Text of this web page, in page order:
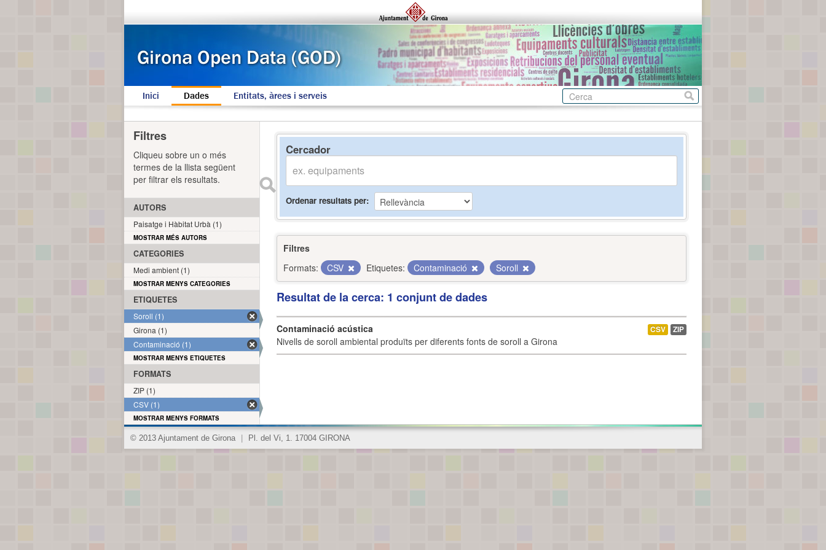
Inici Dades Entitats, àrees i serveis
Cercador
Ordenar resultats per
Filtres
Formats:
CSV Etiquetes: Contaminació Soroll
Resultat de la cerca: 1 conjunt de dades
Contaminació acústica
Nivells de soroll ambiental produïts per diferents fonts de soroll a Girona
CSV ZIP
Filtres
Cliqueu sobre un o més
termes de la llista següent
per filtrar els resultats.
AUTORS
Paisatge i Hàbitat Urbà (1)
MOSTRAR MÉS AUTORS
CATEGORIES
Medi ambient (1)
MOSTRAR MENYS CATEGORIES
ETIQUETES
Soroll (1)
Girona (1)
Contaminació (1)
MOSTRAR MENYS ETIQUETES
FORMATS
ZIP (1)
CSV (1)
MOSTRAR MENYS FORMATS
© 2013 Ajuntament de Girona Pl. del Vi, 1. 17004 GIRONA